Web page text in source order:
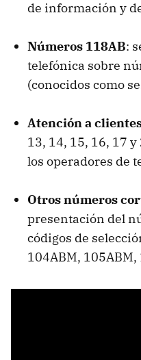
de información y
Números 118AB:
telefónica sobre
(conocidos como
Atención a
13, 14, 15, 16, 17
los operadores de
Otros números
presentación del
códigos de
104ABM, 105ABM,